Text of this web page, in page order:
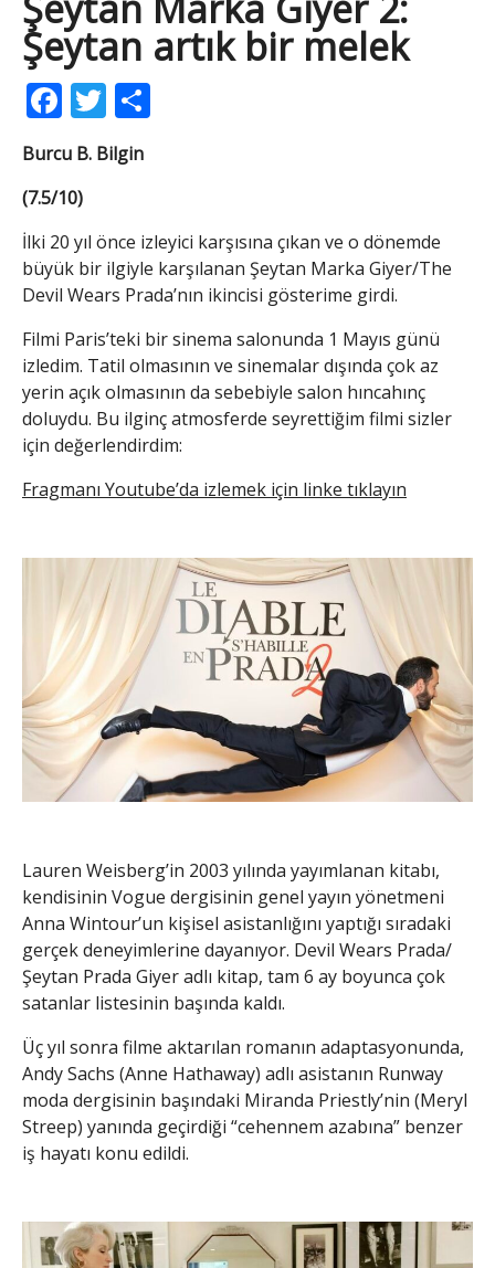
Şeytan artık bir melek
Facebook
Twitter
Burcu B. Bilgin
(7.5/10)
İlki 20 yıl önce izleyici karşısına çıkan ve o dönemde
büyük bir ilgiyle karşılanan Şeytan Marka Giyer/The
Devil Wears Prada’nın ikincisi gösterime girdi.
Filmi Paris’teki bir sinema salonunda 1 Mayıs günü
izledim. Tatil olmasının ve sinemalar dışında çok az
yerin açık olmasının da sebebiyle salon hıncahınç
doluydu. Bu ilginç atmosferde seyrettiğim filmi sizler
için değerlendirdim:
Fragmanı Youtube’da izlemek için linke tıklayın
Lauren Weisberg’in 2003 yılında yayımlanan kitabı,
kendisinin Vogue dergisinin genel yayın yönetmeni
Anna Wintour’un kişisel asistanlığını yaptığı sıradaki
gerçek deneyimlerine dayanıyor. Devil Wears Prada/
Şeytan Prada Giyer adlı kitap, tam 6 ay boyunca çok
satanlar listesinin başında kaldı.
Üç yıl sonra filme aktarılan romanın adaptasyonunda,
Andy Sachs (Anne Hathaway) adlı asistanın Runway
moda dergisinin başındaki Miranda Priestly’nin (Meryl
Streep) yanında geçirdiği “cehennem azabına” benzer
iş hayatı konu edildi.